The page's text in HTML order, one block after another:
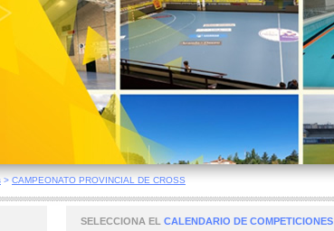
> CAMPEONATO PROVINCIAL DE CROSS
SELECCIONA EL CALENDARIO DE COMPETICIONES